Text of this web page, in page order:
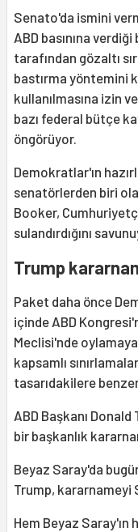
Senato'da ismini
ABD basınına
tarafından gözaltı
bastırma yöntemini
kullanılmasına izin
bazı federal bütçe
öngörüyor.
Demokratlar'ın
senatörlerden biri
Booker,
sulandırdığını
Trump
Paket daha önce
içinde ABD
Meclisi'nde
kapsamlı
tasarıdakilere
ABD Başkanı
bir başkanlık
Beyaz Saray'da
Trump, kararnameyi
Hem Beyaz Saray'ın